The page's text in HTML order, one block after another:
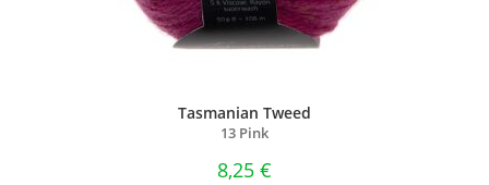
Tasmanian Tweed
13 Pink
8,25 €